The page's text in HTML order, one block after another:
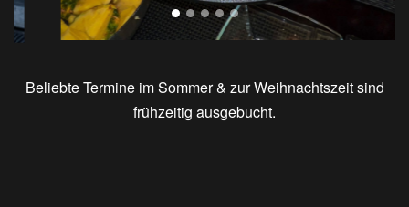
Beliebte Termine im Sommer & zur Weihnachtszeit sind
frühzeitig ausgebucht.